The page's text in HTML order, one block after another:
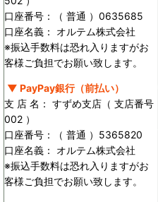
口座番号：（ 普通 ）0635685
口座名義： オルテム株式会社
※振込手数料は恐れ入りますがお
客様ご負担でお願い致します。
▼ PayPay銀行（前払い）
支 店 名： すずめ支店（ 支店番号
002 ）
口座番号：（ 普通 ）5365820
口座名義： オルテム株式会社
※振込手数料は恐れ入りますがお
客様ご負担でお願い致します。